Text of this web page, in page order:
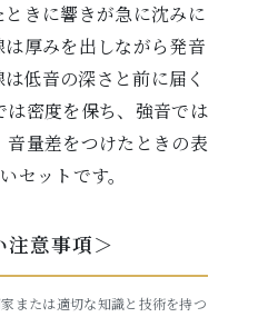
きに響きが急に沈みに
厚みを出しながら発音
低音の深さと前に届く
密度を保ち、強音では
量差をつけたときの表
セットです。
注意事項＞
または適切な知識と技術を持つ